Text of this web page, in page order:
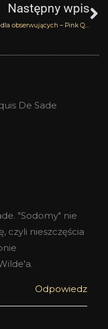
Następny wpis
Prezent dla obserwujących – Pink Quartz Olivier Durbano
De Sade
"Sodomy" nie
czyli nieszczęścia
Odpowiedz